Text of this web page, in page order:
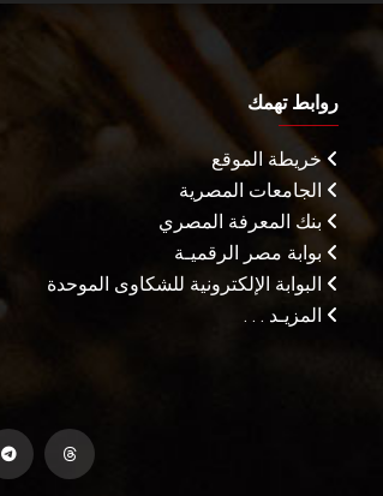
روابط تهمك
خريطة الموقع
الجامعات المصرية
بنك المعرفة المصري
بوابة مصر الرقميـة
البوابة الإلكترونية للشكاوى الموحدة
المزيـد . . .